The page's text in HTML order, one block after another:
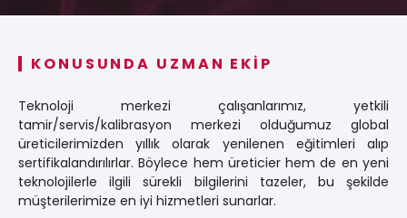
KONUSUNDA UZMAN EKİP
Teknoloji merkezi çalışanlarımız, yetkili
tamir/servis/kalibrasyon merkezi olduğumuz global
üreticilerimizden yıllık olarak yenilenen eğitimleri alıp
sertifikalandırılırlar. Böylece hem üreticier hem de en yeni
teknolojilerle ilgili sürekli bilgilerini tazeler, bu şekilde
müşterilerimize en iyi hizmetleri sunarlar.